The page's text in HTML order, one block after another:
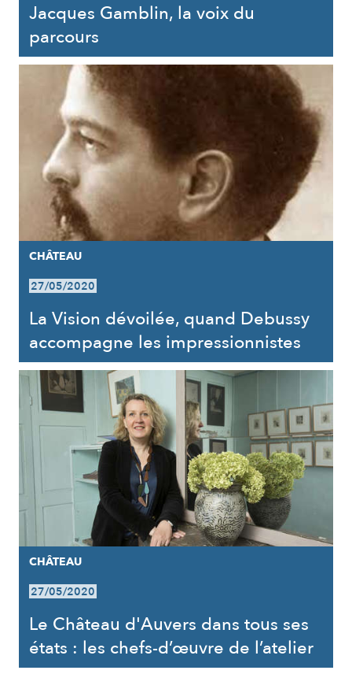
Jacques Gamblin, la voix du
parcours
CHÂTEAU
27/05/2020
La Vision dévoilée, quand Debussy
accompagne les impressionnistes
CHÂTEAU
27/05/2020
Le Château d'Auvers dans tous ses
états : les chefs-d’œuvre de l’atelier